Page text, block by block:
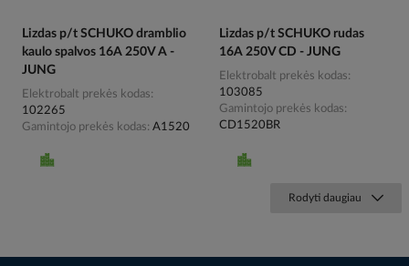
Lizdas p/t SCHUKO dramblio
kaulo spalvos 16A 250V A -
JUNG
Elektrobalt prekės kodas
102265
Gamintojo prekės kodas A1520
Lizdas p/t SCHUKO rudas
16A 250V CD - JUNG
Elektrobalt prekės kodas
103085
Gamintojo prekės kodas
CD1520BR
Rodyti daugiau